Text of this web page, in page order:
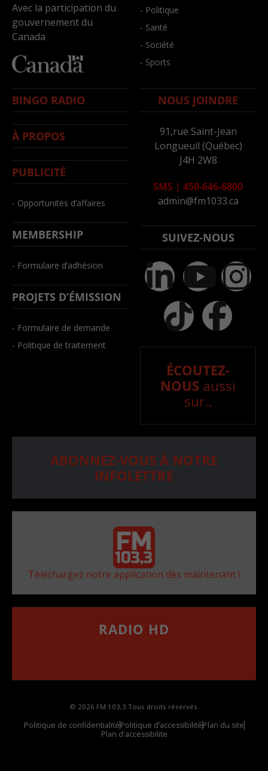
Avec la participation du
gouvernement du
Canada
- Politique
- Santé
- Société
- Sports
BINGO RADIO
À PROPOS
PUBLICITÉ
- Opportunités d’affaires
MEMBERSHIP
- Formulaire d’adhésion
PROJETS D’ÉMISSION
- Formulaire de demande
- Politique de traitement
NOUS JOINDRE
91,rue Saint-Jean
Longueuil (Québec)
J4H 2W8
SMS | 450-646-6800
admin@fm1033.ca
SUIVEZ-NOUS
ÉCOUTEZ-
NOUS aussi
sur..
ABONNEZ-VOUS À NOTRE
INFOLETTRE
Téléchargez notre application dès maintenant !
RADIO HD
© 2026 FM 103,3 Tous droits réservés.
Politique de confidentialitéPolitique d’accessibilitéPlan du site
Plan d'accessibilite